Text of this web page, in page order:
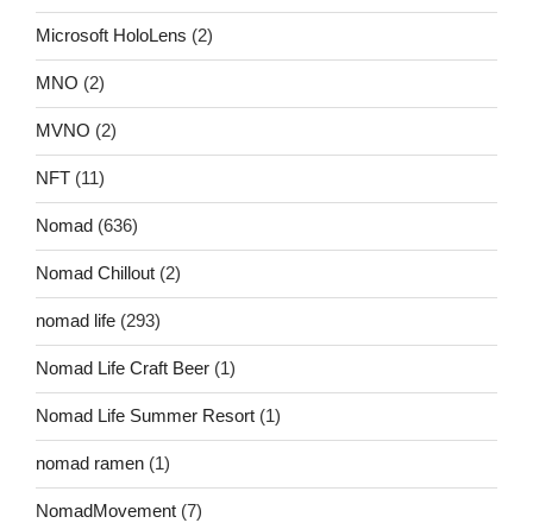
Microsoft HoloLens (2)
MNO (2)
MVNO (2)
NFT (11)
Nomad (636)
Nomad Chillout (2)
nomad life (293)
Nomad Life Craft Beer (1)
Nomad Life Summer Resort (1)
nomad ramen (1)
NomadMovement (7)